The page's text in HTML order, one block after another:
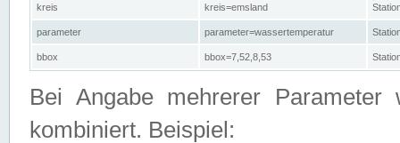
kreis kreis=emsland
parameter parameter=wassertemperatur
bbox bbox=7,52,8,53
Bei Angabe mehrerer Parameter
kombiniert. Beispiel: